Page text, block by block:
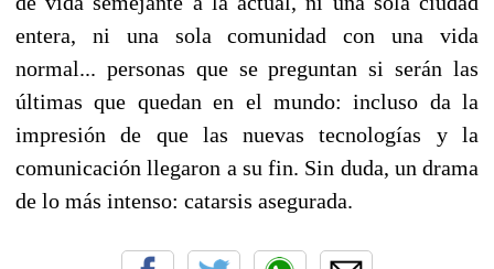
entera, ni una sola comunidad con una vida
normal... personas que se preguntan si serán las
últimas que quedan en el mundo: incluso da la
impresión de que las nuevas tecnologías y la
comunicación llegaron a su fin. Sin duda, un drama
de lo más intenso: catarsis asegurada.